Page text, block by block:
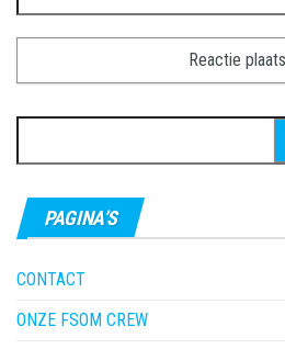
naar:
PAGINA’S
CONTACT
ONZE FSOM CREW